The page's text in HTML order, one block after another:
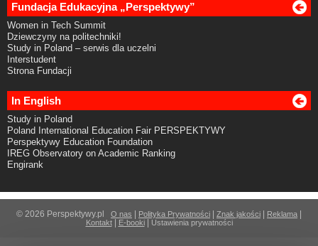
Fundacja Edukacyjna „Perspektywy”
Women in Tech Summit
Dziewczyny na politechniki!
Study in Poland – serwis dla uczelni
Interstudent
Strona Fundacji
In English
Study in Poland
Poland International Education Fair PERSPEKTYWY
Perspektywy Education Foundation
IREG Observatory on Academic Ranking
Engirank
© 2026 Perspektywy.pl O nas Polityka Prywatności Znak jakości Reklama
Kontakt| E-booki| Ustawienia prywatności